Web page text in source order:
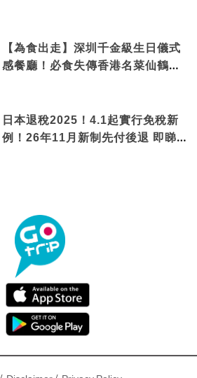
【為食出走】深圳千金級生日儀式
感餐廳！必食失傳香港名菜仙鶴神
日本退稅2025！4.1起實行免稅新
例！26年11月新制先付後退 即睇步